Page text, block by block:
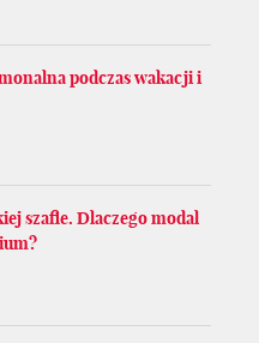
podczas wakacji i
szafie. Dlaczego modal